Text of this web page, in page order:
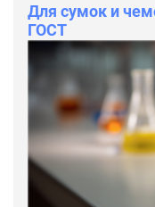
Для сумок и
ГОСТ